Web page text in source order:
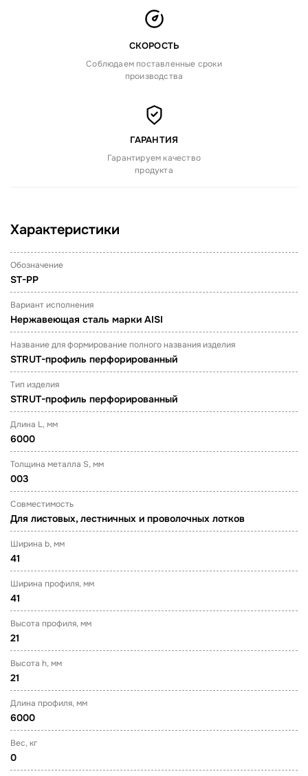
СКОРОСТЬ
Соблюдаем поставленные сроки
производства
ГАРАНТИЯ
Гарантируем качество
продукта
Характеристики
Обозначение
ST-PP
Вариант исполнения
Нержавеющая сталь марки AISI
Название для формирование полного названия изделия
STRUT-профиль перфорированный
Тип изделия
STRUT-профиль перфорированный
Длина L, мм
6000
Толщина металла S, мм
003
Совместимость
Для листовых, лестничных и проволочных лотков
Ширина b, мм
41
Ширина профиля, мм
41
Высота профиля, мм
21
Высота h, мм
21
Длина профиля, мм
6000
Вес, кг
0